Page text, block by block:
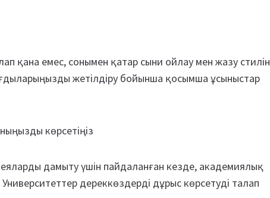
қана емес, сонымен қатар сыни ойлау мен жазу стилін
жетілдіру бойынша қосымша ұсыныстар
көрсетіңіз
дамыту үшін пайдаланған кезде, академиялық
дереккөздерді дұрыс көрсетуді талап